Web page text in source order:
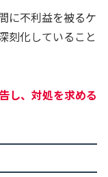
に不利益を被るケ
刻化していること
し、対処を求める